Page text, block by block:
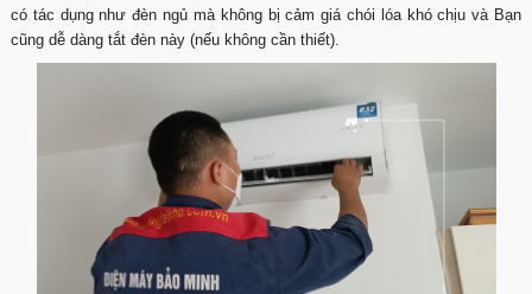
có tác dụng như đèn ngủ mà không bị cảm giá chói lóa khó chịu và Bạn
cũng dễ dàng tắt đèn này (nếu không cần thiết).